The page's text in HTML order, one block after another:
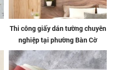
Thi công giấy dán tường chuyên
nghiệp tại phường Bàn Cờ